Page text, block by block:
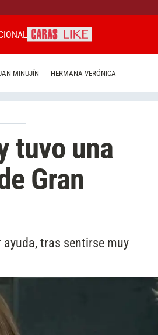
MINUJÍN HERMANA VERÓNICA
tuvo una
Gran
tras sentirse muy